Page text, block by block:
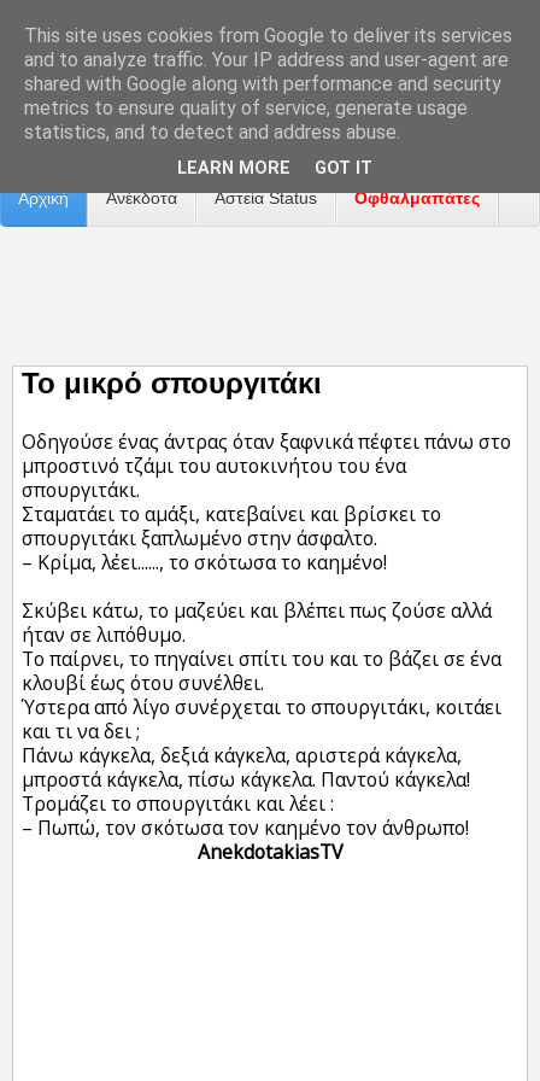
Επικοινωνία Διαφήμιση Αναφορά Προβλήματος
Αρχική Ανέκδοτα Αστεία Status Οφθαλμαπάτες
Το μικρό σπουργιτάκι
Οδηγούσε ένας άντρας όταν ξαφνικά πέφτει πάνω στο
μπροστινό τζάμι του αυτοκινήτου του ένα
σπουργιτάκι.
Σταματάει το αμάξι, κατεβαίνει και βρίσκει το
σπουργιτάκι ξαπλωμένο στην άσφαλτο.
– Κρίμα, λέει......, το σκότωσα το καημένο!
Σκύβει κάτω, το μαζεύει και βλέπει πως ζούσε αλλά
ήταν σε λιπόθυμο.
Το παίρνει, το πηγαίνει σπίτι του και το βάζει σε ένα
κλουβί έως ότου συνέλθει.
Ύστερα από λίγο συνέρχεται το σπουργιτάκι, κοιτάει
και τι να δει ;
Πάνω κάγκελα, δεξιά κάγκελα, αριστερά κάγκελα,
μπροστά κάγκελα, πίσω κάγκελα. Παντού κάγκελα!
Τρομάζει το σπουργιτάκι και λέει :
– Πωπώ, τον σκότωσα τον καημένο τον άνθρωπο!
AnekdotakiasTV
This site uses cookies from Google to deliver its services
and to analyze traffic. Your IP address and user-agent are
shared with Google along with performance and security
metrics to ensure quality of service, generate usage
statistics, and to detect and address abuse.
LEARN MORE GOT IT